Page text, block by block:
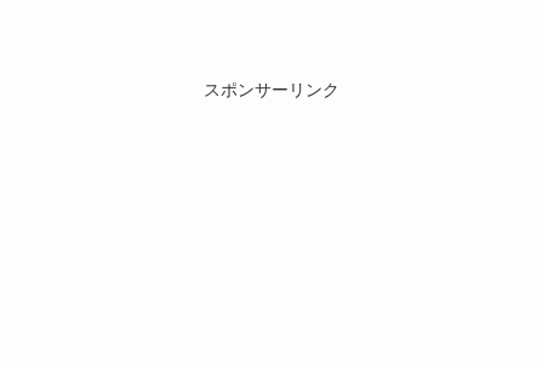
スポンサーリンク